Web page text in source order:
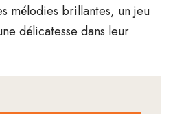
mélodies brillantes, un jeu
délicatesse dans leur